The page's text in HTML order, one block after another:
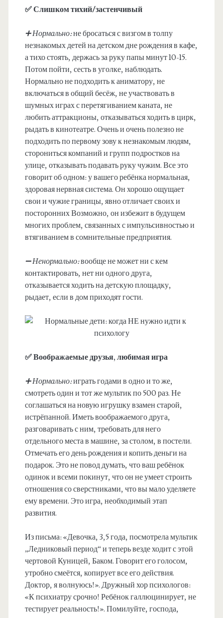
✅ Слишком тихий/застенчивый
➕ Нормально:не бросаться с визгом в толпу
незнакомых детей на детском дне рождения в кафе,
а тихо стоять, держась за руку папы минут 10-15.
Потом пойти, сесть в уголке, наблюдать.
Нормально не подходить к аниматору, не
включаться в общий бесёж, не участвовать в
шумных играх с перетягиванием каната, не
любить аттракционы, отказываться ходить в цирк,
рыдать в кинотеатре. Очень и очень полезно не
подходить по первому зову к незнакомым людям,
сторониться компаний и групп подростков на
улице, отказывать подавать руку чужим. Все это
говорит об одном: у вашего ребёнка нормальная,
здоровая нервная система. Он хорошо ощущает
свои и чужие границы, явно отличает своих и
посторонних Возможно, он избежит в будущем
многих проблем, связанных с импульсивностью и
втягиванием в сомнительные предприятия.
➖ Ненормально:вообще не может ни с кем
контактировать, нет ни одного друга,
отказывается ходить на детскую площадку,
рыдает, если в дом приходят гости.
✅ Воображаемые друзья, любимая игра
➕ Нормально:играть годами в одно и то же,
смотреть один и тот же мультик по 500 раз. Не
соглашаться на новую игрушку взамен старой,
истрёпанной. Иметь воображаемого друга,
разговаривать с ним, требовать для него
отдельного места в машине, за столом, в постели.
Отмечать его день рождения и копить деньги на
подарок. Это не повод думать, что ваш ребёнок
одинок и всеми покинут, что он не умеет строить
отношения со сверстниками, что вы мало уделяете
ему времени. Это игра, необходимый этап
развития.
Из письма: «Девочка, 3,5 года, посмотрела мультик
„Ледниковый период“ и теперь везде ходит с этой
чертовой Куницей, Баком. Говорит его голосом,
утробно смеётся, копирует все его действия.
Доктор, я волнуюсь!». Дружный хор психологов:
«К психиатру срочно! Ребёнок галлюцинирует, не
тестирует реальность!». Помилуйте, господа,